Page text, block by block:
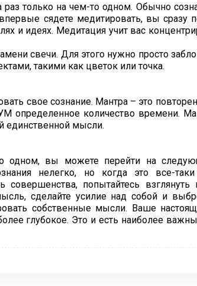
только на чем-то одном. Обычно
сядете медитировать, вы сразу
и идеях. Медитация учит вас
свечи. Для этого нужно просто
такими как цветок или точка.
свое сознание. Мантра – это
количество времени.
единственной мысли.
одном, вы можете перейти на
нелегко, но когда это все-таки
совершенства, попытайтесь
сделайте усилие над собой и
собственные мысли. Ваше
глубокое. Это и есть наиболее